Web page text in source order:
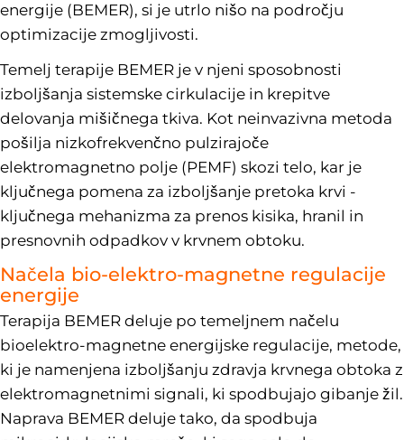
energije (BEMER), si je utrlo nišo na področju
optimizacije zmogljivosti.
Temelj terapije BEMER je v njeni sposobnosti
izboljšanja sistemske cirkulacije in krepitve
delovanja mišičnega tkiva. Kot neinvazivna metoda
pošilja nizkofrekvenčno pulzirajoče
elektromagnetno polje (PEMF) skozi telo, kar je
ključnega pomena za izboljšanje pretoka krvi -
ključnega mehanizma za prenos kisika, hranil in
presnovnih odpadkov v krvnem obtoku.
Načela bio-elektro-magnetne regulacije
energije
Terapija BEMER deluje po temeljnem načelu
bioelektro-magnetne energijske regulacije, metode,
ki je namenjena izboljšanju zdravja krvnega obtoka z
elektromagnetnimi signali, ki spodbujajo gibanje žil.
Naprava BEMER deluje tako, da spodbuja